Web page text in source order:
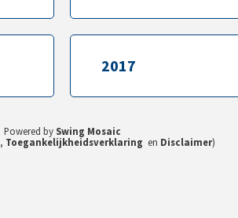
2017
Powered by Swing Mosaic
, Toegankelijkheidsverklaring en Disclaimer)